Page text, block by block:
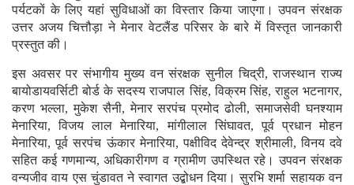
पर्यटकों के लिए यहां सुविधाओं का विस्तार किया जाएगा। उपवन संरक्षक
उत्तर अजय चित्तौड़ा ने मेनार वेटलैंड परिसर के बारे में विस्तृत जानकारी
प्रस्तुत की।
इस अवसर पर संभागीय मुख्य वन संरक्षक सुनील चिद्री, राजस्थान राज्य
बायोडायवर्सिटी बोर्ड के सदस्य राजपाल सिंह, विक्रम सिंह, राहुल भटनागर,
करण भल्ला, मुकेश सैनी, मेनार सरपंच प्रमोद ढोली, समाजसेवी घनश्याम
मेनारिया, विजय लाल मेनारिया, मांगीलाल सिंघावत, पूर्व प्रधान मोहन
मेनारिया, पूर्व सरपंच ऊंकार मेनारिया, पक्षीविद देवेन्द्र श्रीमाली, विनय दवे
सहित कई गणमान्य, अधिकारीगण व ग्रामीण उपस्थित रहे। उपवन संरक्षक
वन्यजीव वाय एस चुंडावत ने स्वागत उद्बोधन दिया। सुरभि शर्मा सहायक वन